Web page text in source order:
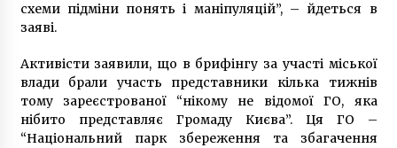
схеми підміни понять і маніпуляцій”, – йдеться в
заяві.
Активісти заявили, що в брифінгу за участі міської
влади брали участь представники кілька тижнів
тому зареєстрованої “нікому не відомої ГО, яка
нібито представляє Громаду Києва”. Ця ГО –
“Національний парк збереження та збагачення